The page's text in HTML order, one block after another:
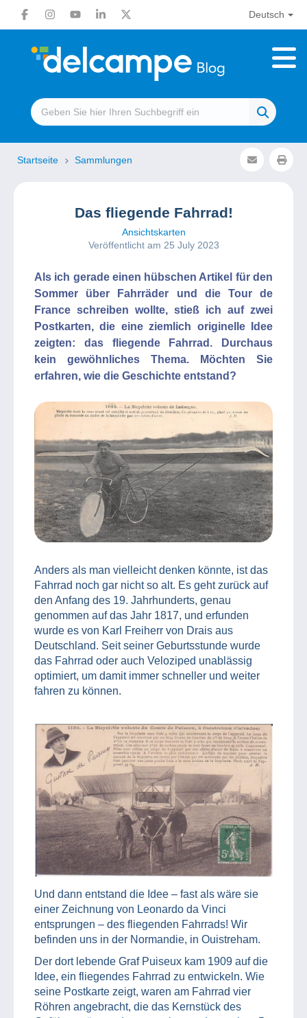
Deutsch
Startseite Sammlungen
Das fliegende Fahrrad!
Ansichtskarten
Veröffentlicht am 25 July 2023
Als ich gerade einen hübschen Artikel für den
Sommer über Fahrräder und die Tour de
France schreiben wollte, stieß ich auf zwei
Postkarten, die eine ziemlich originelle Idee
zeigten: das fliegende Fahrrad. Durchaus
kein gewöhnliches Thema. Möchten Sie
erfahren, wie die Geschichte entstand?
Anders als man vielleicht denken könnte, ist das
Fahrrad noch gar nicht so alt. Es geht zurück auf
den Anfang des 19. Jahrhunderts, genau
genommen auf das Jahr 1817, und erfunden
wurde es von Karl Freiherr von Drais aus
Deutschland. Seit seiner Geburtsstunde wurde
das Fahrrad oder auch Veloziped unablässig
optimiert, um damit immer schneller und weiter
fahren zu können.
Und dann entstand die Idee – fast als wäre sie
einer Zeichnung von Leonardo da Vinci
entsprungen – des fliegenden Fahrrads! Wir
befinden uns in der Normandie, in Ouistreham.
Der dort lebende Graf Puiseux kam 1909 auf die
Idee, ein fliegendes Fahrrad zu entwickeln. Wie
seine Postkarte zeigt, waren am Fahrrad vier
Röhren angebracht, die das Kernstück des